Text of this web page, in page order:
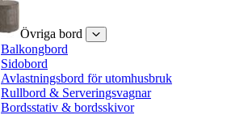
Övriga bord
Balkongbord
Sidobord
Avlastningsbord för utomhusbruk
Rullbord & Serveringsvagnar
Bordsstativ & bordsskivor